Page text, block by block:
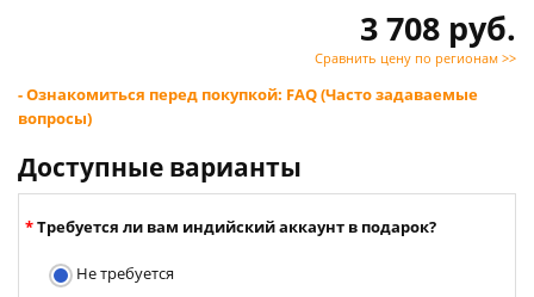
3 708 руб.
Сравнить цену по регионам >>
- Ознакомиться перед покупкой: FAQ (Часто задаваемые
вопросы)
Доступные варианты
Требуется ли вам индийский аккаунт в подарок?
Не требуется